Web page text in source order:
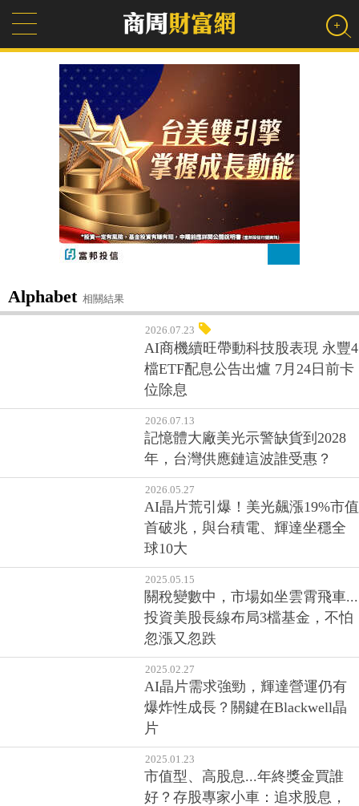
Alphabet 相關結果
2026.07.23
AI商機續旺帶動科技股表現 永豐4
檔ETF配息公告出爐 7月24日前卡
位除息
2026.07.13
記憶體大廠美光示警缺貨到2028
年，台灣供應鏈這波誰受惠？
2026.05.27
AI晶片荒引爆！美光飆漲19%市值
首破兆，與台積電、輝達坐穩全
球10大
2025.05.15
關稅變數中，市場如坐雲霄飛車...
投資美股長線布局3檔基金，不怕
忽漲又忽跌
2025.02.27
AI晶片需求強勁，輝達營運仍有
爆炸性成長？關鍵在Blackwell晶
片
2025.01.23
市值型、高股息...年終獎金買誰
好？存股專家小車：追求股息，